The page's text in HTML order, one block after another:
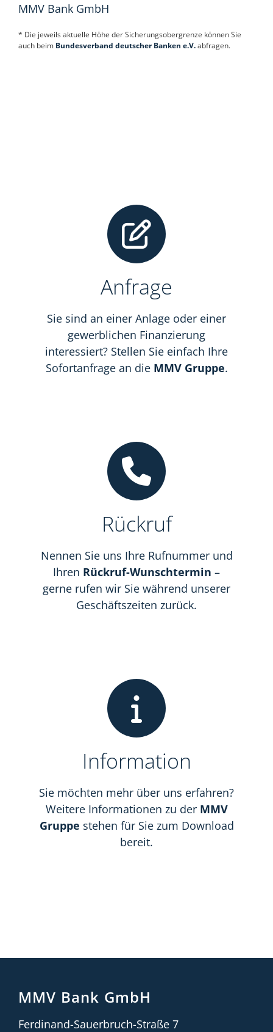
MMV Bank GmbH
* Die jeweils aktuelle Höhe der Sicherungsobergrenze können Sie
auch beim Bundesverband deutscher Banken e.V.abfragen.
Anfrage
Sie sind an einer Anlage oder einer
gewerblichen Finanzierung
interessiert? Stellen Sie einfach Ihre
Sofortanfrage an die MMV Gruppe.
Rückruf
Nennen Sie uns Ihre Rufnummer und
Ihren Rückruf-Wunsch­termin –
gerne rufen wir Sie während unserer
Geschäfts­zeiten zurück.
Information
Sie möchten mehr über uns erfahren?
Weitere Informationen zu der MMV
Gruppe stehen für Sie zum Download
bereit.
MMV Bank GmbH
Ferdinand-Sauerbruch-Straße 7